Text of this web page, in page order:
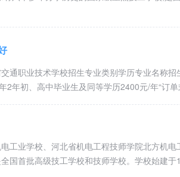
通职业技术学校招生专业类别学历专业名称
2年初、高中毕业生及同等学历2400元/年“订
电工业学校、河北省机电工程技师学院北方机
国首批高级技工学校和技师学校。学校始建